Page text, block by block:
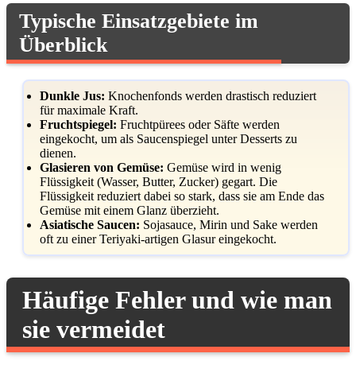
Typische Einsatzgebiete im
Überblick
Dunkle Jus: Knochenfonds werden drastisch reduziert
für maximale Kraft.
Fruchtspiegel: Fruchtpürees oder Säfte werden
eingekocht, um als Saucenspiegel unter Desserts zu
dienen.
Glasieren von Gemüse: Gemüse wird in wenig
Flüssigkeit (Wasser, Butter, Zucker) gegart. Die
Flüssigkeit reduziert dabei so stark, dass sie am Ende das
Gemüse mit einem Glanz überzieht.
Asiatische Saucen: Sojasauce, Mirin und Sake werden
oft zu einer Teriyaki-artigen Glasur eingekocht.
Häufige Fehler und wie man
sie vermeidet